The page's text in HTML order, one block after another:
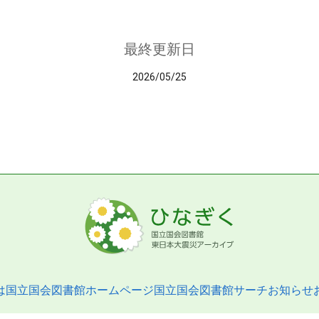
最終更新日
2026/05/25
国立国会図書館ホームページ国立国会図書館サーチお知らせ